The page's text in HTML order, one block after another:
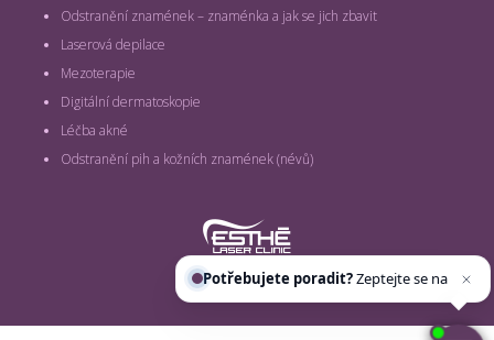
Odstranění znamének – znaménka a jak se jich zbavit
Laserová depilace
Mezoterapie
Digitální dermatoskopie
Léčba akné
Odstranění pih a kožních znamének (névů)
vyrobilo smworks.cz
Potřebujete poradit?Zeptejte se našeho
asistent